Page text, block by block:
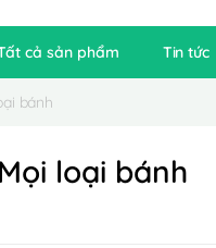
cả sản phẩm Tin tức
bánh
loại bánh